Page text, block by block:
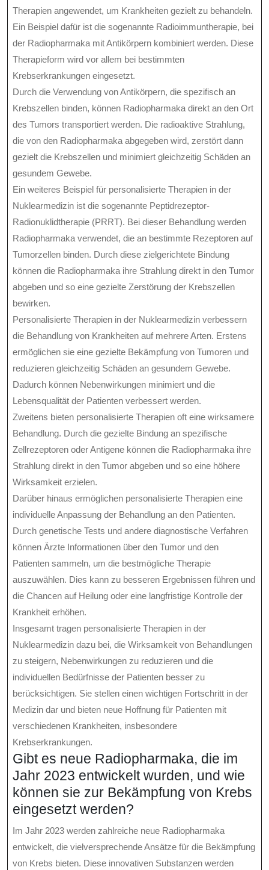
Therapien angewendet, um Krankheiten gezielt zu behandeln.
Ein Beispiel dafür ist die sogenannte Radioimmuntherapie, bei
der Radiopharmaka mit Antikörpern kombiniert werden. Diese
Therapieform wird vor allem bei bestimmten
Krebserkrankungen eingesetzt.
Durch die Verwendung von Antikörpern, die spezifisch an
Krebszellen binden, können Radiopharmaka direkt an den Ort
des Tumors transportiert werden. Die radioaktive Strahlung,
die von den Radiopharmaka abgegeben wird, zerstört dann
gezielt die Krebszellen und minimiert gleichzeitig Schäden an
gesundem Gewebe.
Ein weiteres Beispiel für personalisierte Therapien in der
Nuklearmedizin ist die sogenannte Peptidrezeptor-
Radionuklidtherapie (PRRT). Bei dieser Behandlung werden
Radiopharmaka verwendet, die an bestimmte Rezeptoren auf
Tumorzellen binden. Durch diese zielgerichtete Bindung
können die Radiopharmaka ihre Strahlung direkt in den Tumor
abgeben und so eine gezielte Zerstörung der Krebszellen
bewirken.
Personalisierte Therapien in der Nuklearmedizin verbessern
die Behandlung von Krankheiten auf mehrere Arten. Erstens
ermöglichen sie eine gezielte Bekämpfung von Tumoren und
reduzieren gleichzeitig Schäden an gesundem Gewebe.
Dadurch können Nebenwirkungen minimiert und die
Lebensqualität der Patienten verbessert werden.
Zweitens bieten personalisierte Therapien oft eine wirksamere
Behandlung. Durch die gezielte Bindung an spezifische
Zellrezeptoren oder Antigene können die Radiopharmaka ihre
Strahlung direkt in den Tumor abgeben und so eine höhere
Wirksamkeit erzielen.
Darüber hinaus ermöglichen personalisierte Therapien eine
individuelle Anpassung der Behandlung an den Patienten.
Durch genetische Tests und andere diagnostische Verfahren
können Ärzte Informationen über den Tumor und den
Patienten sammeln, um die bestmögliche Therapie
auszuwählen. Dies kann zu besseren Ergebnissen führen und
die Chancen auf Heilung oder eine langfristige Kontrolle der
Krankheit erhöhen.
Insgesamt tragen personalisierte Therapien in der
Nuklearmedizin dazu bei, die Wirksamkeit von Behandlungen
zu steigern, Nebenwirkungen zu reduzieren und die
individuellen Bedürfnisse der Patienten besser zu
berücksichtigen. Sie stellen einen wichtigen Fortschritt in der
Medizin dar und bieten neue Hoffnung für Patienten mit
verschiedenen Krankheiten, insbesondere
Krebserkrankungen.
Gibt es neue Radiopharmaka, die im
Jahr 2023 entwickelt wurden, und wie
können sie zur Bekämpfung von Krebs
eingesetzt werden?
Im Jahr 2023 werden zahlreiche neue Radiopharmaka
entwickelt, die vielversprechende Ansätze für die Bekämpfung
von Krebs bieten. Diese innovativen Substanzen werden